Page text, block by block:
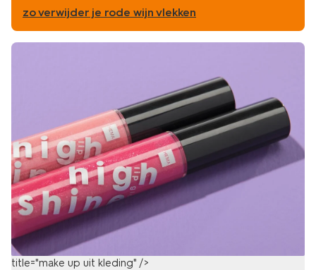
zo verwijder je rode wijn vlekken
title="make up uit kleding" />